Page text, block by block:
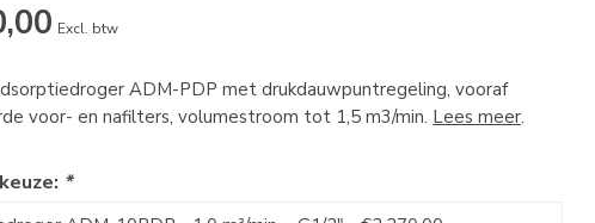
Excl. btw
ADM-PDP met drukdauwpuntregeling, vooraf
voor- en nafilters, volumestroom tot 1,5 m3/min. Lees meer.
*